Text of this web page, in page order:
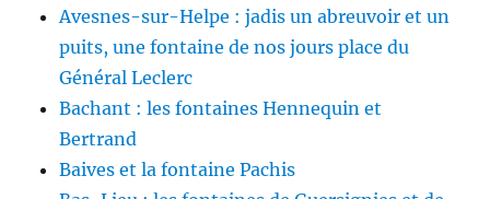
Avesnes-sur-Helpe : jadis un abreuvoir et un
puits, une fontaine de nos jours place du
Général Leclerc
Bachant : les fontaines Hennequin et
Bertrand
Baives et la fontaine Pachis